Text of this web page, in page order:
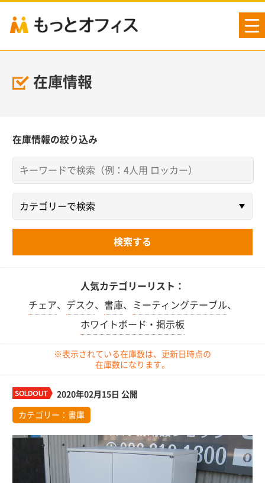
在庫情報
在庫情報の絞り込み
人気カテゴリーリスト：
チェア、 デスク、 書庫、 ミーティングテーブル、
ホワイトボード・掲示板
※表示されている在庫数は、更新日時点の
在庫数になります。
2020年02月15日 公開
カテゴリー： 書庫